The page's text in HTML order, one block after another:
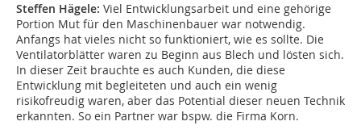
Steffen Hägele: Viel Entwicklungsarbeit und eine gehörige
Portion Mut für den Maschinenbauer war notwendig.
Anfangs hat vieles nicht so funktioniert, wie es sollte. Die
Ventilatorblätter waren zu Beginn aus Blech und lösten sich.
In dieser Zeit brauchte es auch Kunden, die diese
Entwicklung mit begleiteten und auch ein wenig
risikofreudig waren, aber das Potential dieser neuen Technik
erkannten. So ein Partner war bspw. die Firma Korn.